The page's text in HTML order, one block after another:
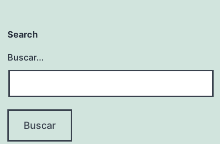
Search
Buscar...